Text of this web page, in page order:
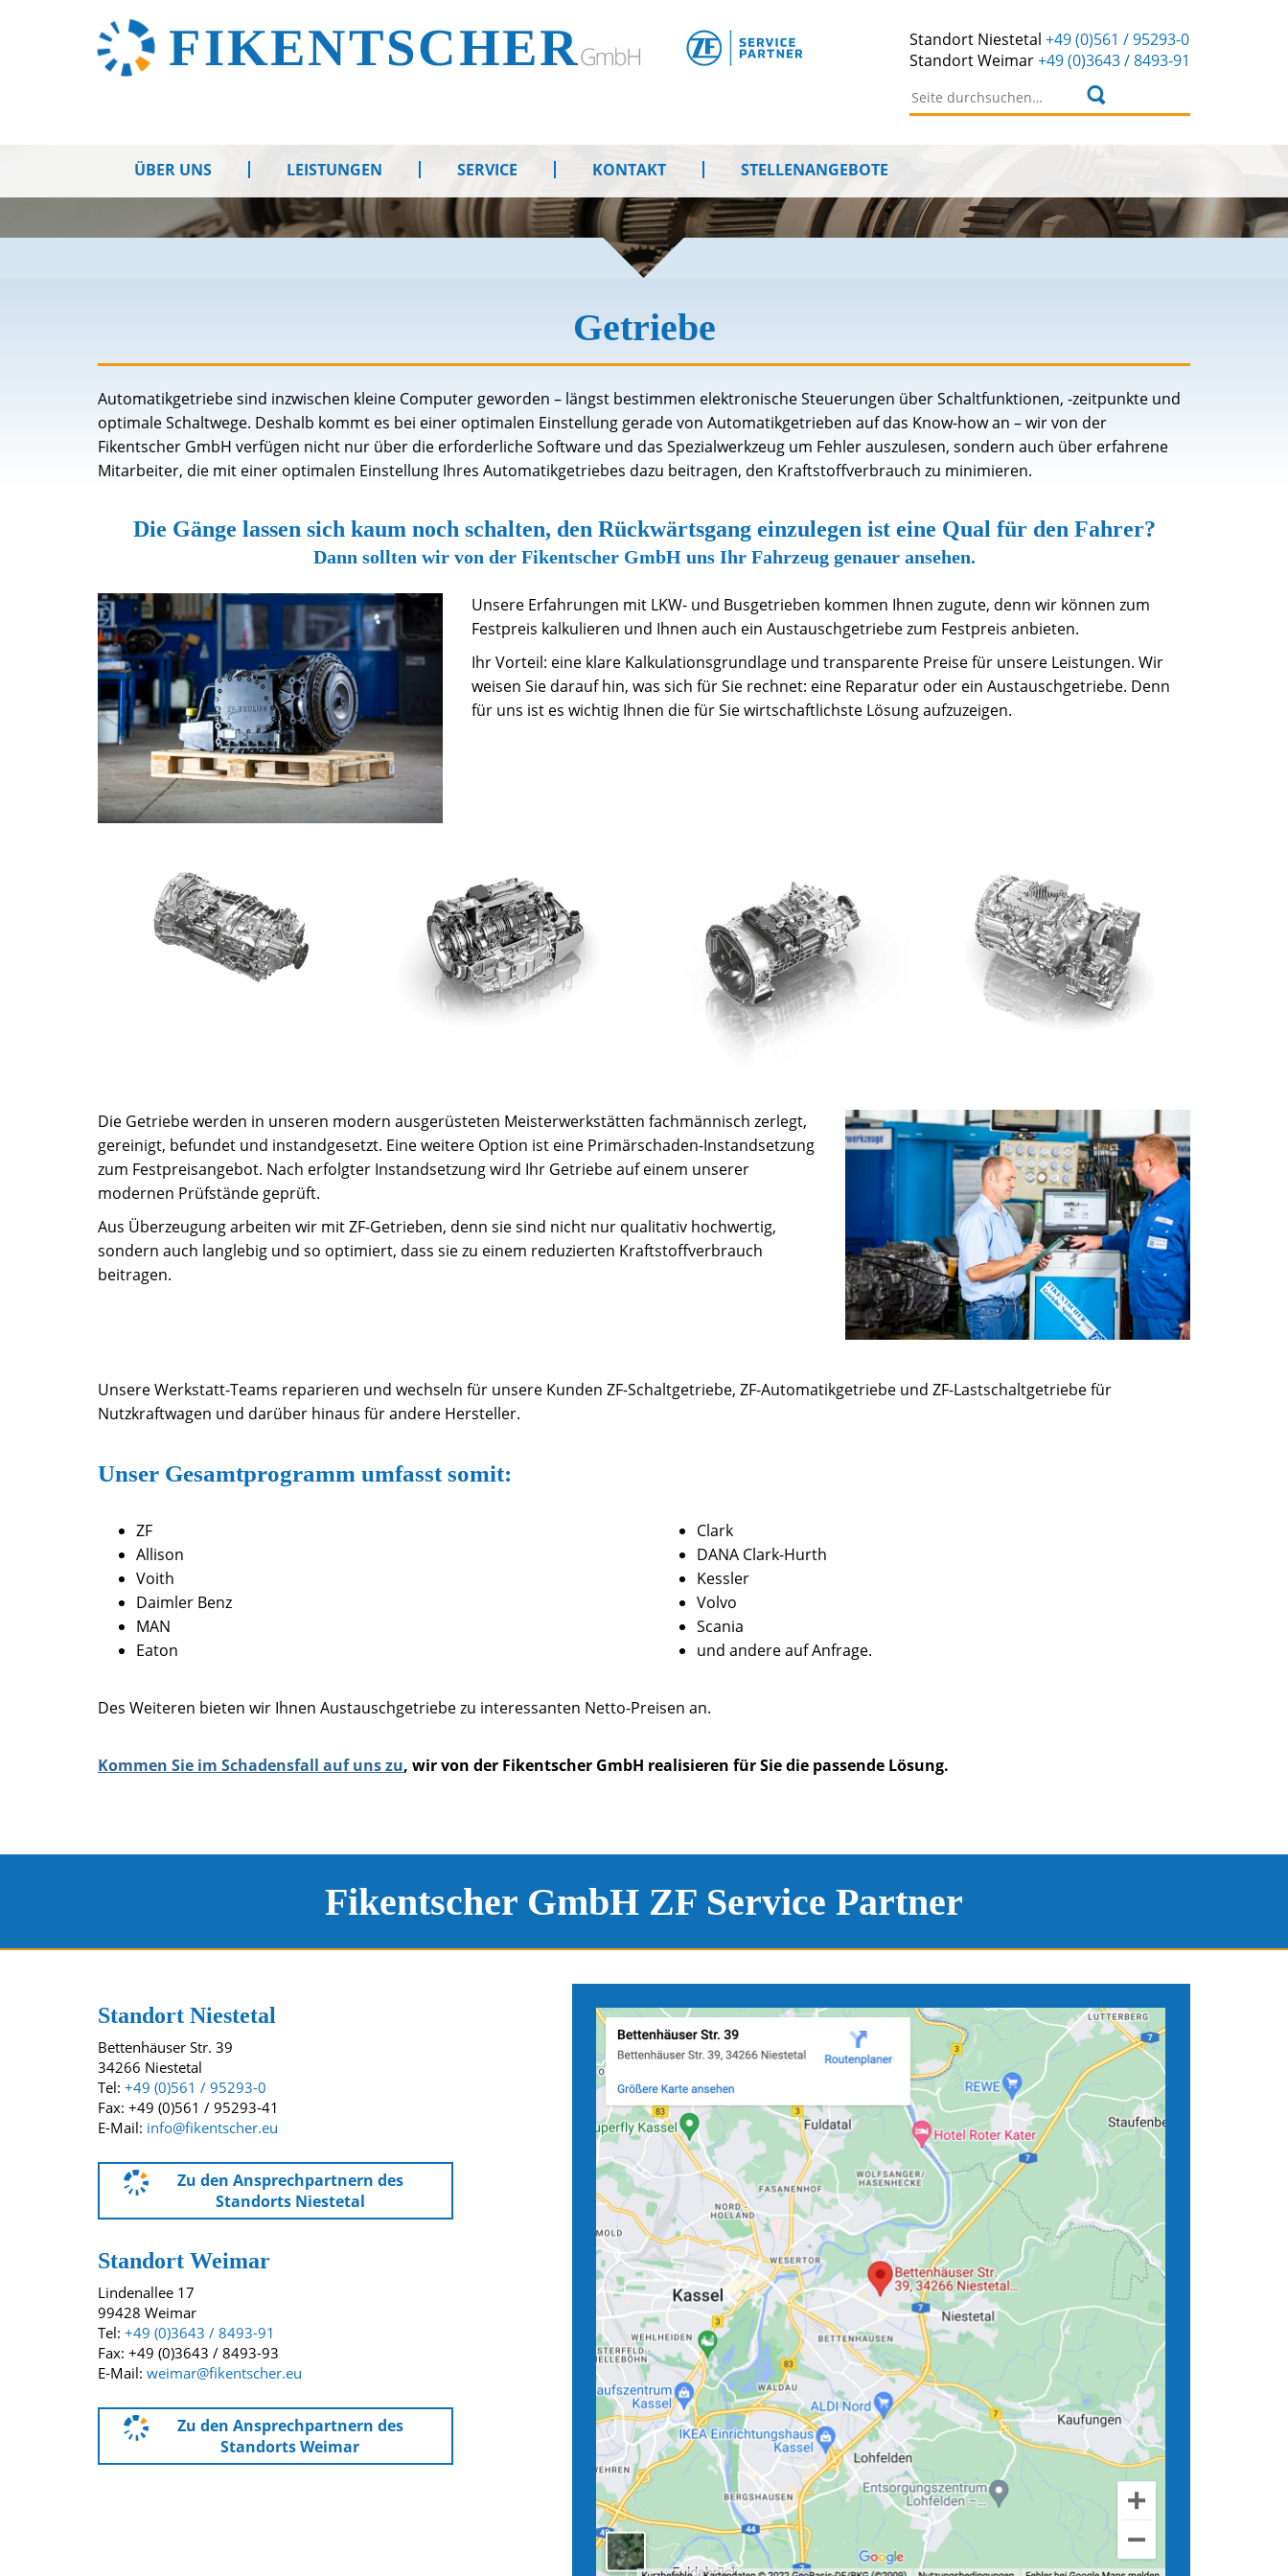
Standort Niestetal +49 (0)561 / 95293-0
StandortWeimar+49 (0)3643 / 8493-91
Suchen nach:
ÜBER UNS LEISTUNGEN SERVICE KONTAKT STELLENANGEBOTE
Getriebe
Automatikgetriebe sind inzwischen kleine Computer geworden – längst bestimmen elektronische Steuerungen über Schaltfunktionen, -zeitpunkte und
optimale Schaltwege. Deshalb kommt es bei einer optimalen Einstellung gerade von Automatikgetrieben auf das Know-how an – wir von der
Fikentscher GmbH verfügen nicht nur über die erforderliche Software und das Spezialwerkzeug um Fehler auszulesen, sondern auch über erfahrene
Mitarbeiter, die mit einer optimalen Einstellung Ihres Automatikgetriebes dazu beitragen, den Kraftstoffverbrauch zu minimieren.
Die Gänge lassen sich kaum noch schalten, den Rückwärtsgang einzulegen ist eine Qual für den Fahrer?
Dann sollten wir von der Fikentscher GmbH uns Ihr Fahrzeug genauer ansehen.
Unsere Erfahrungen mit LKW- und Busgetrieben kommen Ihnen zugute, denn wir können zum
Festpreis kalkulieren und Ihnen auch ein Austauschgetriebe zum Festpreis anbieten.
Ihr Vorteil: eine klare Kalkulationsgrundlage und transparente Preise für unsere Leistungen. Wir
weisen Sie darauf hin, was sich für Sie rechnet: eine Reparatur oder ein Austauschgetriebe. Denn
für uns ist es wichtig Ihnen die für Sie wirtschaftlichste Lösung aufzuzeigen.
Die Getriebe werden in unseren modern ausgerüsteten Meisterwerkstätten fachmännisch zerlegt,
gereinigt, befundet und instandgesetzt. Eine weitere Option ist eine Primärschaden-Instandsetzung
zum Festpreisangebot. Nach erfolgter Instandsetzung wird Ihr Getriebe auf einem unserer
modernen Prüfstände geprüft.
Aus Überzeugung arbeiten wir mit ZF-Getrieben, denn sie sind nicht nur qualitativ hochwertig,
sondern auch langlebig und so optimiert, dass sie zu einem reduzierten Kraftstoffverbrauch
beitragen.
Unsere Werkstatt-Teams reparieren und wechseln für unsere Kunden ZF-Schaltgetriebe, ZF-Automatikgetriebe und ZF-Lastschaltgetriebe für
Nutzkraftwagen und darüber hinaus für andere Hersteller.
Unser Gesamtprogramm umfasst somit:
ZF
Allison
Voith
Daimler Benz
MAN
Eaton
Clark
DANA Clark-Hurth
Kessler
Volvo
Scania
und andere auf Anfrage.
Des Weiteren bieten wir Ihnen Austauschgetriebe zu interessanten Netto-Preisen an.
Kommen Sie im Schadensfall auf uns zu, wir von der Fikentscher GmbH realisieren für Sie die passende Lösung.
Fikentscher GmbH ZF Service Partner
Standort Niestetal
Bettenhäuser Str. 39
34266 Niestetal
Tel: +49 (0)561 / 95293-0
Fax: +49 (0)561 / 95293-41
E-Mail: info@fikentscher.eu
Zu den Ansprechpartnern des
Standorts Niestetal
Standort Weimar
Lindenallee 17
99428 Weimar
Tel: +49 (0)3643 / 8493-91
Fax: +49 (0)3643 / 8493-93
E-Mail: weimar@fikentscher.eu
Zu den Ansprechpartnern des
Standorts Weimar